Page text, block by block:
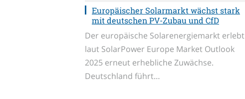
Europäischer Solarmarkt wächst stark
mit deutschen PV-Zubau und CfD
Der europäische Solarenergiemarkt erlebt
laut SolarPower Europe Market Outlook
2025 erneut erhebliche Zuwächse.
Deutschland führt…